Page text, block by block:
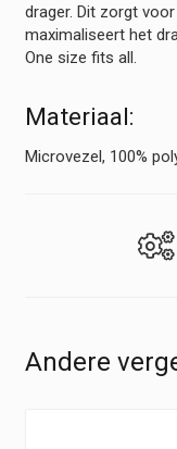
drager. Dit zorgt
maximaliseert het
One size fits all.
Materiaal:
Microvezel, 100%
Andere